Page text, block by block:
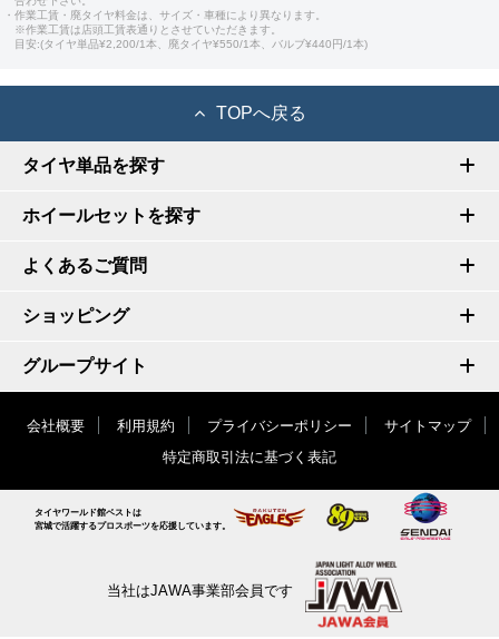
・作業工賃・廃タイヤ料金は、サイズ・車種により異なります。
※作業工賃は店頭工賃表通りとさせていただきます。
目安:(タイヤ単品¥2,200/1本、廃タイヤ¥550/1本、バルブ¥440円/1本)
TOPへ戻る
タイヤ単品を探す
ホイールセットを探す
よくあるご質問
ショッピング
グループサイト
会社概要 利用規約 プライバシーポリシー
サイトマップ
特定商取引法に基づく表記
タイヤワールド館ベストは
宮城で活躍するプロスポーツを応援しています。
当社はJAWA事業部会員です